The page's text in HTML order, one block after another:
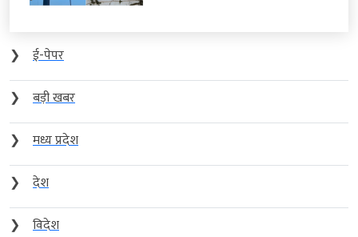
❯
ई-पेपर
❯
बड़ी खबर
❯
मध्य प्रदेश
❯
देश
❯
विदेश